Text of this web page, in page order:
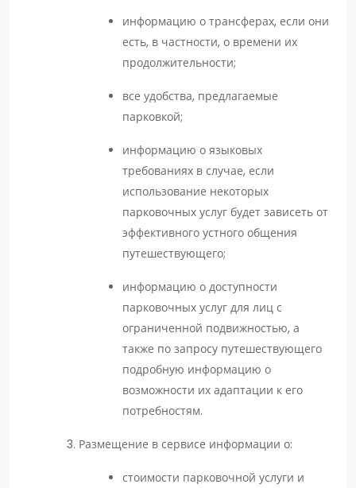
информацию о трансферах, если они
есть, в частности, о времени их
продолжительности;
все удобства, предлагаемые
парковкой;
информацию о языковых
требованиях в случае, если
использование некоторых
парковочных услуг будет зависеть от
эффективного устного общения
путешествующего;
информацию о доступности
парковочных услуг для лиц с
ограниченной подвижностью, а
также по запросу путешествующего
подробную информацию о
возможности их адаптации к его
потребностям.
Размещение в сервисе информации о:
стоимости парковочной услуги и